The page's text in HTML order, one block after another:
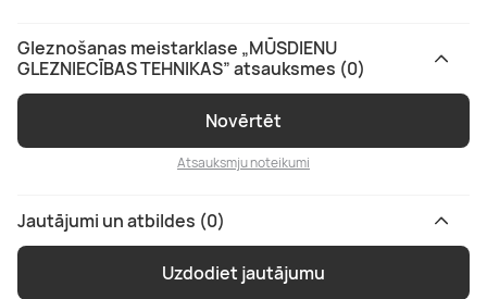
Gleznošanas meistarklase „MŪSDIENU
GLEZNIECĪBAS TEHNIKAS” atsauksmes (0)
Novērtēt
Atsauksmju noteikumi
Jautājumi un atbildes (0)
Uzdodiet jautājumu